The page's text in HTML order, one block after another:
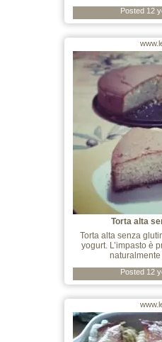
Posted 12
Torta alta
Torta alta senza
yogurt. L’impasto è
Posted 12